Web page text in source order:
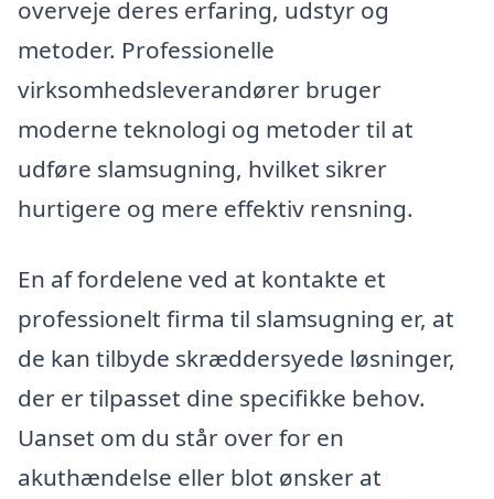
overveje deres erfaring, udstyr og
metoder. Professionelle
virksomhedsleverandører bruger
moderne teknologi og metoder til at
udføre slamsugning, hvilket sikrer
hurtigere og mere effektiv rensning.
En af fordelene ved at kontakte et
professionelt firma til slamsugning er, at
de kan tilbyde skræddersyede løsninger,
der er tilpasset dine specifikke behov.
Uanset om du står over for en
akuthændelse eller blot ønsker at